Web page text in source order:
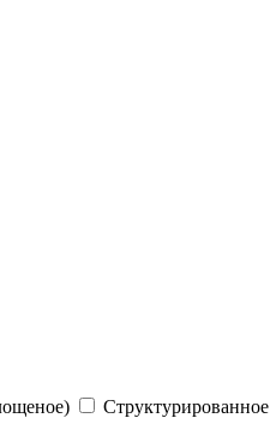
Структурированное